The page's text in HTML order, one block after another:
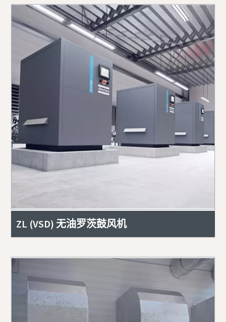
ZL (VSD) 无油罗茨鼓风机